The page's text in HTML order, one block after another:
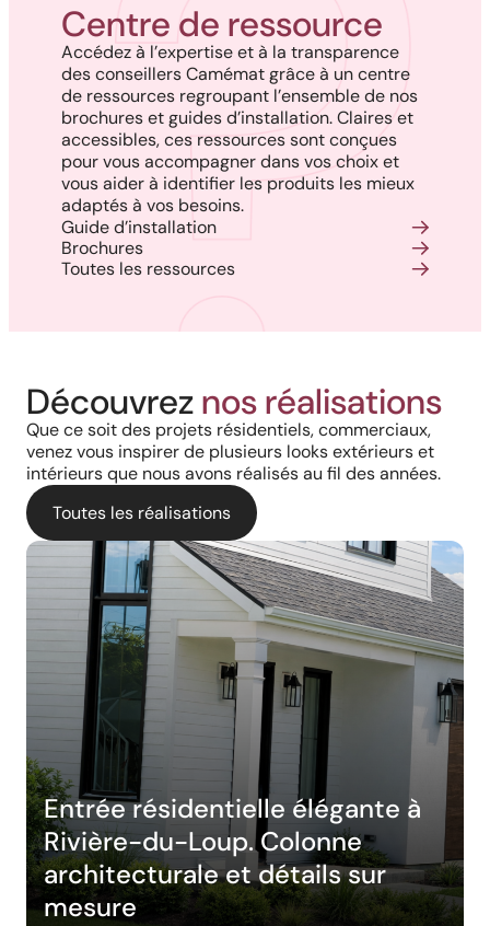
Centre de ressource
Accédez à l’expertise et à la transparence
des conseillers Camémat grâce à un centre
de ressources regroupant l’ensemble de nos
brochures et guides d’installation. Claires et
accessibles, ces ressources sont conçues
pour vous accompagner dans vos choix et
vous aider à identifier les produits les mieux
adaptés à vos besoins.
Guide d’installation
Brochures
Toutes les ressources
Découvreznos réalisations
Que ce soit des projets résidentiels, commerciaux,
venez vous inspirer de plusieurs looks extérieurs et
intérieurs que nous avons réalisés au fil des années.
Toutes les réalisations
Entrée résidentielle élégante à
Rivière-du-Loup. Colonne
architecturale et détails sur
mesure